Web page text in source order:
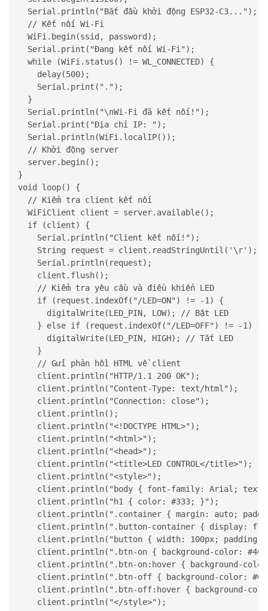
  Serial.println("Bắt đầu khởi động ESP32-C3...");
  // Kết nối Wi-Fi
  WiFi.begin(ssid, password);
  Serial.print("Đang kết nối Wi-Fi");
  while (WiFi.status() != WL_CONNECTED) {
    delay(500);
    Serial.print(".");
  }
  Serial.println("\nWi-Fi đã kết nối!");
  Serial.print("Địa chỉ IP: ");
  Serial.println(WiFi.localIP());
  // Khởi động server
  server.begin();
}
void loop() {
  // Kiểm tra client kết nối
  WiFiClient client = server.available();
  if (client) {
    Serial.println("Client kết nối!");
String request = client.readStringUntil('\r');
    Serial.println(request);
    client.flush();
    // Kiểm tra yêu cầu và điều khiển LED
    if (request.indexOf("/LED=ON") != -1) {
      digitalWrite(LED_PIN, LOW); // Bật LED
    } else if (request.indexOf("/LED=OFF") != -1) {
      digitalWrite(LED_PIN, HIGH); // Tắt LED
    }
    // Gửi phản hồi HTML về client
    client.println("HTTP/1.1 200 OK");
    client.println("Content-Type: text/html");
    client.println("Connection: close");
    client.println();
    client.println("<!DOCTYPE HTML>");
    client.println("<html>");
    client.println("<head>");
    client.println("<title>LED CONTROL</title>");
    client.println("<style>");
client.println("body { font-family: Arial;
    client.println("h1 { color: #333; }");
client.println(".container { margin: auto;
client.println(".button-container { display:
client.println("button { width: 100px;
client.println(".btn-on { background-color:
client.println(".btn-on:hover { background-
client.println(".btn-off { background-color:
client.println(".btn-off:hover { background-
    client.println("</style>");